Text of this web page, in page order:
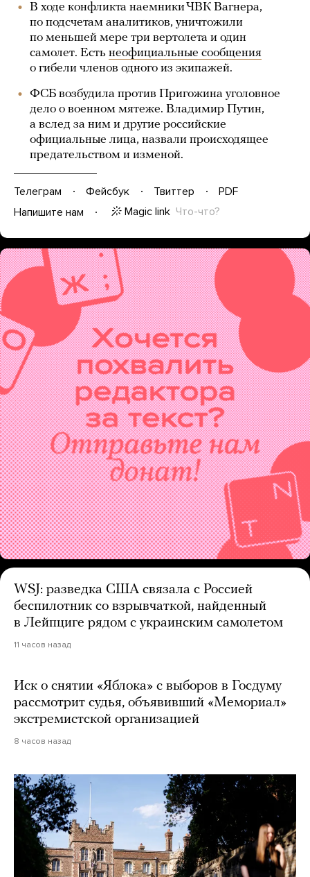
В ходе конфликта наемники ЧВК Вагнера,
по подсчетам аналитиков, уничтожили
по меньшей мере три вертолета и один
самолет. Есть неофициальные сообщения
о гибели членов одного из экипажей.
ФСБ возбудила против Пригожина уголовное
дело о военном мятеже. Владимир Путин,
а вслед за ним и другие российские
официальные лица, назвали происходящее
предательством и изменой.
Телеграм Фейсбук Твиттер
PDF
Напишите нам
Magic link Что-что?
WSJ: разведка США связала с Россией
беспилотник со взрывчаткой, найденный
в Лейпциге рядом с украинским самолетом
11 часов назад
Иск о снятии «Яблока» с выборов в Госдуму
рассмотрит судья, объявивший «Мемориал»
экстремистской организацией
8 часов назад